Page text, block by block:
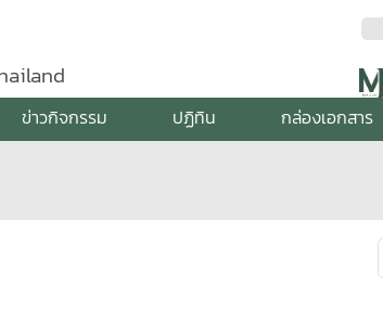
ข่าวกิจกรรม ปฏิทิน กล่องเอกสาร